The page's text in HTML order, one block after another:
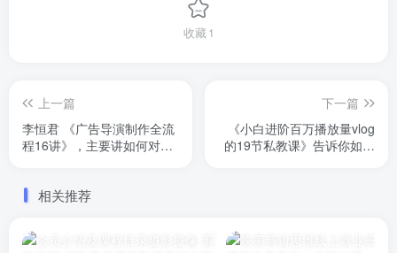
收藏1
上一篇
李恒君 《广告导演制作全流
程16讲》，主要讲如何对接
已完结
下一篇
《小白进阶百万播放量vlog
的19节私教课》告诉你如何
相关推荐